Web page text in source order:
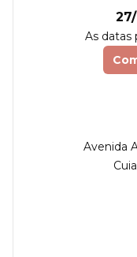
As datas
Avenida